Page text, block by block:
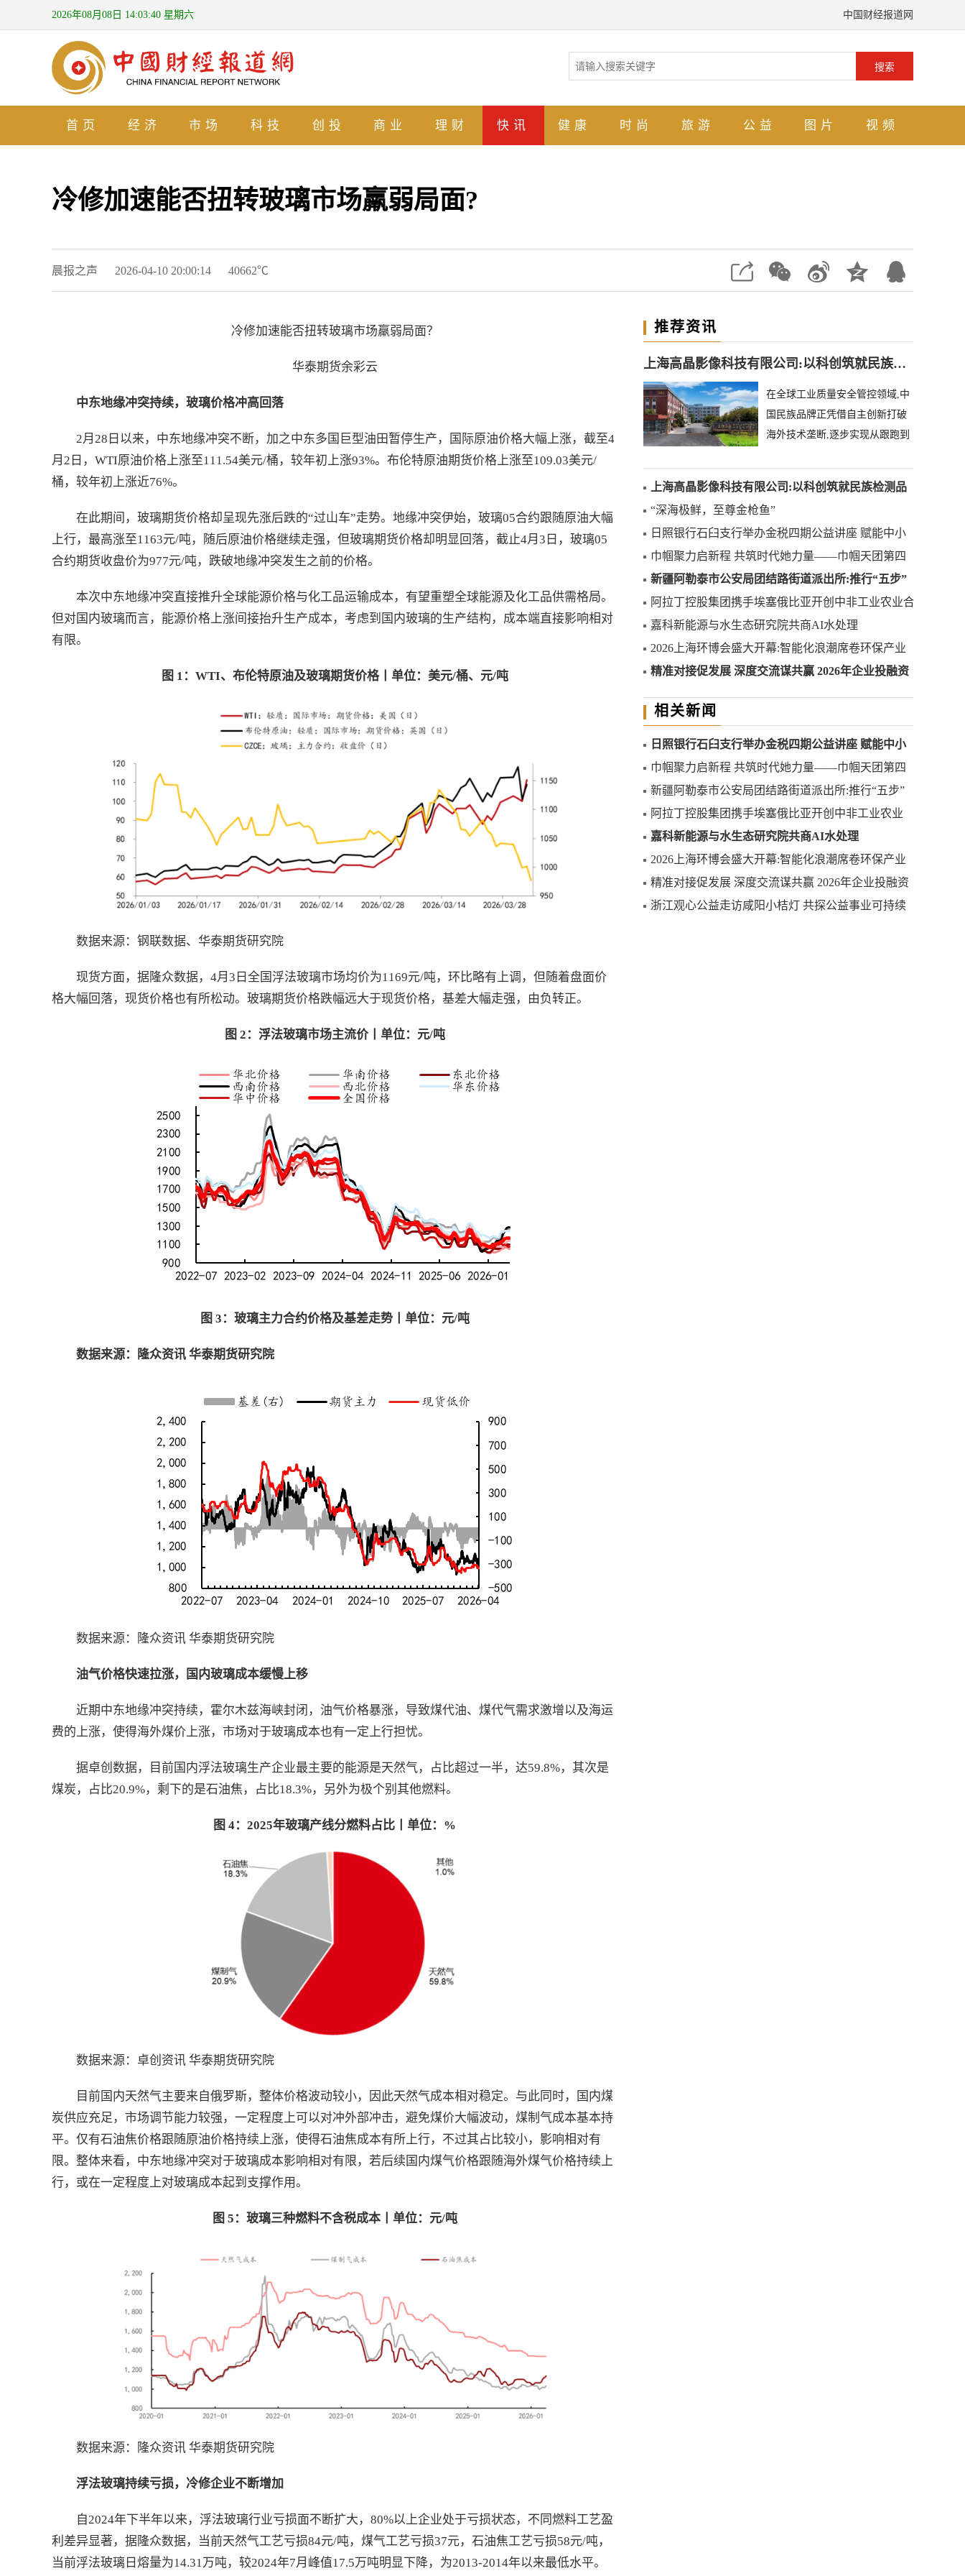
2026年08月08日 14:03:41 星期六 中国财经报道网
搜索
首页 经济 市场 科技 创投 商业 理财 快讯 健康 时尚 旅游 公益 图片 视频
冷修加速能否扭转玻璃市场羸弱局面?
晨报之声 2026-04-10 20:00:14 40662℃
冷修加速能否扭转玻璃市场羸弱局面？
华泰期货余彩云
中东地缘冲突持续，玻璃价格冲高回落
2月28日以来，中东地缘冲突不断，加之中东多国巨型油田暂停生产，国际原油价格大幅上涨，截至4
月2日，WTI原油价格上涨至111.54美元/桶，较年初上涨93%。布伦特原油期货价格上涨至109.03美元/
桶，较年初上涨近76%。
在此期间，玻璃期货价格却呈现先涨后跌的“过山车”走势。地缘冲突伊始，玻璃05合约跟随原油大幅
上行，最高涨至1163元/吨，随后原油价格继续走强，但玻璃期货价格却明显回落，截止4月3日，玻璃05
合约期货收盘价为977元/吨，跌破地缘冲突发生之前的价格。
本次中东地缘冲突直接推升全球能源价格与化工品运输成本，有望重塑全球能源及化工品供需格局。
但对国内玻璃而言，能源价格上涨间接抬升生产成本，考虑到国内玻璃的生产结构，成本端直接影响相对
有限。
图 1： WTI、布伦特原油及玻璃期货价格丨单位：美元/桶、元/吨
数据来源：钢联数据、华泰期货研究院
现货方面，据隆众数据，4月3日全国浮法玻璃市场均价为1169元/吨，环比略有上调，但随着盘面价
格大幅回落，现货价格也有所松动。玻璃期货价格跌幅远大于现货价格，基差大幅走强，由负转正。
图 2：浮法玻璃市场主流价丨单位：元/吨
图 3：玻璃主力合约价格及基差走势丨单位：元/吨
数据来源：隆众资讯 华泰期货研究院
数据来源：隆众资讯 华泰期货研究院
油气价格快速拉涨，国内玻璃成本缓慢上移
近期中东地缘冲突持续，霍尔木兹海峡封闭，油气价格暴涨，导致煤代油、煤代气需求激增以及海运
费的上涨，使得海外煤价上涨，市场对于玻璃成本也有一定上行担忧。
据卓创数据，目前国内浮法玻璃生产企业最主要的能源是天然气，占比超过一半，达59.8%，其次是
煤炭，占比20.9%，剩下的是石油焦，占比18.3%，另外为极个别其他燃料。
图 4： 2025年玻璃产线分燃料占比丨单位： %
数据来源：卓创资讯 华泰期货研究院
目前国内天然气主要来自俄罗斯，整体价格波动较小，因此天然气成本相对稳定。与此同时，国内煤
炭供应充足，市场调节能力较强，一定程度上可以对冲外部冲击，避免煤价大幅波动，煤制气成本基本持
平。仅有石油焦价格跟随原油价格持续上涨，使得石油焦成本有所上行，不过其占比较小，影响相对有
限。整体来看，中东地缘冲突对于玻璃成本影响相对有限，若后续国内煤气价格跟随海外煤气价格持续上
行，或在一定程度上对玻璃成本起到支撑作用。
图 5：玻璃三种燃料不含税成本丨单位：元/吨
数据来源：隆众资讯 华泰期货研究院
浮法玻璃持续亏损，冷修企业不断增加
自2024年下半年以来，浮法玻璃行业亏损面不断扩大，80%以上企业处于亏损状态，不同燃料工艺盈
利差异显著，据隆众数据，当前天然气工艺亏损84元/吨，煤气工艺亏损37元，石油焦工艺亏损58元/吨，
当前浮法玻璃日熔量为14.31万吨，较2024年7月峰值17.5万吨明显下降，为2013-2014年以来最低水平。
推荐资讯
上海高晶影像科技有限公司:以科创筑就民族检测品牌
在全球工业质量安全管控领域,中
国民族品牌正凭借自主创新打破
海外技术垄断,逐步实现从跟跑到
上海高晶影像科技有限公司:以科创筑就民族检测品
牌
“深海极鲜，至尊金枪鱼”
日照银行石臼支行举办金税四期公益讲座 赋能中小
微企业合规发展
巾帼聚力启新程 共筑时代她力量——巾帼天团第四
次组委会筹备会圆满举办
新疆阿勒泰市公安局团结路街道派出所:推行“五步”
工作法 打造新时代“枫”景线
阿拉丁控股集团携手埃塞俄比亚开创中非工业农业合
作新篇章
嘉科新能源与水生态研究院共商AI水处理
2026上海环博会盛大开幕:智能化浪潮席卷环保产业
精准对接促发展 深度交流谋共赢 2026年企业投融资
相关新闻
日照银行石臼支行举办金税四期公益讲座 赋能中小
微企业合规发展
巾帼聚力启新程 共筑时代她力量——巾帼天团第四
次组委会筹备会圆满举办
新疆阿勒泰市公安局团结路街道派出所:推行“五步”
工作法 打造新时代“枫”景线
阿拉丁控股集团携手埃塞俄比亚开创中非工业农业
合作新篇章
嘉科新能源与水生态研究院共商AI水处理
2026上海环博会盛大开幕:智能化浪潮席卷环保产业
精准对接促发展 深度交流谋共赢 2026年企业投融资
交流活动第二期圆满举行
浙江观心公益走访咸阳小桔灯 共探公益事业可持续